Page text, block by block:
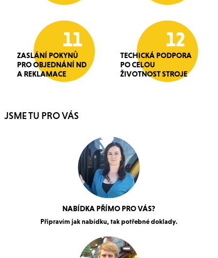
11
ZASLÁNÍ POKYNŮ
PRO OBJEDNÁNÍ ND
A REKLAMACE
12
TECHICKÁ PODPORA
PO CELOU
ŽIVOTNOST STROJE
JSME TU PRO VÁS
NABÍDKA PŘÍMO PRO VÁS?
Připravím jak nabídku, tak potřebné doklady.